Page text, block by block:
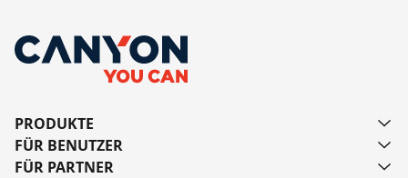
PRODUKTE
FÜR BENUTZER
FÜR PARTNER